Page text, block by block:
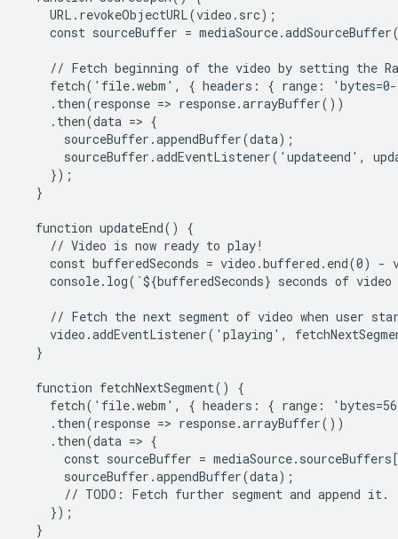
    URL.revokeObjectURL(video.src);
const sourceBuffer =
// Fetch beginning of the video by setting the
fetch('file.webm', { headers: { range:
    .then(response => response.arrayBuffer())
    .then(data => {
      sourceBuffer.appendBuffer(data);
sourceBuffer.addEventListener('updateend',
    });
  }
  function updateEnd() {
    // Video is now ready to play!
const bufferedSeconds = video.buffered.end(0) -
console.log(`${bufferedSeconds} seconds of
// Fetch the next segment of video when user
video.addEventListener('playing',
  }
  function fetchNextSegment() {
fetch('file.webm', { headers: { range:
    .then(response => response.arrayBuffer())
    .then(data => {
const sourceBuffer =
      sourceBuffer.appendBuffer(data);
      // TODO: Fetch further segment and append it.
    });
  }